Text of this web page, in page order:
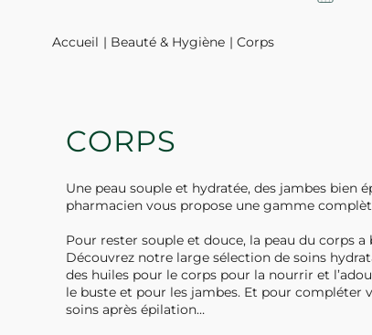
Accueil Beauté & Hygiène Corps
CORPS
Une peau souple et hydratée, des jambes bien
pharmacien vous propose une gamme
Pour rester souple et douce, la peau du corps
Découvrez notre large sélection de soins
des huiles pour le corps pour la nourrir et
le buste et pour les jambes. Et pour compléter
soins après épilation…